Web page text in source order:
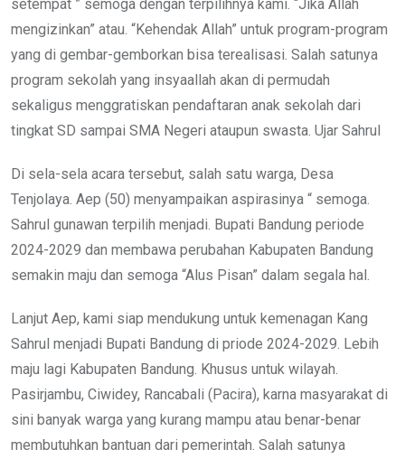
setempat ” semoga dengan terpilihnya kami. “Jika Allah
mengizinkan” atau. “Kehendak Allah” untuk program-program
yang di gembar-gemborkan bisa terealisasi. Salah satunya
program sekolah yang insyaallah akan di permudah
sekaligus menggratiskan pendaftaran anak sekolah dari
tingkat SD sampai SMA Negeri ataupun swasta. Ujar Sahrul
Di sela-sela acara tersebut, salah satu warga, Desa
Tenjolaya. Aep (50) menyampaikan aspirasinya “ semoga.
Sahrul gunawan terpilih menjadi. Bupati Bandung periode
2024-2029 dan membawa perubahan Kabupaten Bandung
semakin maju dan semoga “Alus Pisan” dalam segala hal.
Lanjut Aep, kami siap mendukung untuk kemenagan Kang
Sahrul menjadi Bupati Bandung di priode 2024-2029. Lebih
maju lagi Kabupaten Bandung. Khusus untuk wilayah.
Pasirjambu, Ciwidey, Rancabali (Pacira), karna masyarakat di
sini banyak warga yang kurang mampu atau benar-benar
membutuhkan bantuan dari pemerintah. Salah satunya